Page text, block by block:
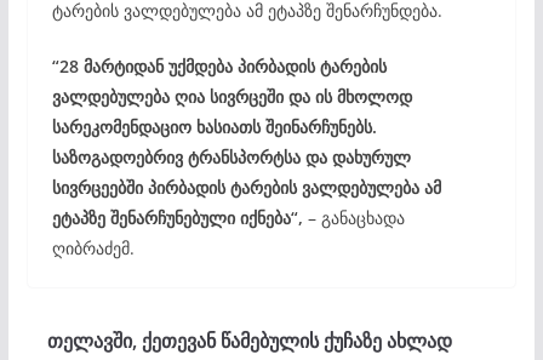
ტარების ვალდებულება ამ ეტაპზე შენარჩუნდება.
“28 მარტიდან უქმდება პირბადის ტარების
ვალდებულება ღია სივრცეში და ის მხოლოდ
სარეკომენდაციო ხასიათს შეინარჩუნებს.
საზოგადოებრივ ტრანსპორტსა და დახურულ
სივრცეებში პირბადის ტარების ვალდებულება ამ
ეტაპზე შენარჩუნებული იქნება“, – განაცხადა
ღიბრაძემ.
თელავში, ქეთევან წამებულის ქუჩაზე ახლად